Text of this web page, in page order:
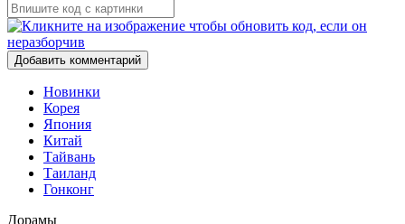
Добавить комментарий
Новинки
Корея
Япония
Китай
Тайвань
Таиланд
Гонконг
Дорамы